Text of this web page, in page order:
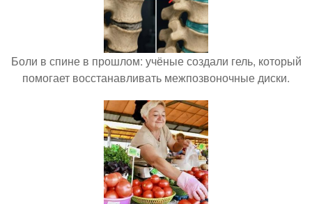
Боли в спине в прошлом: учёные создали гель, который
помогает восстанавливать межпозвоночные диски.